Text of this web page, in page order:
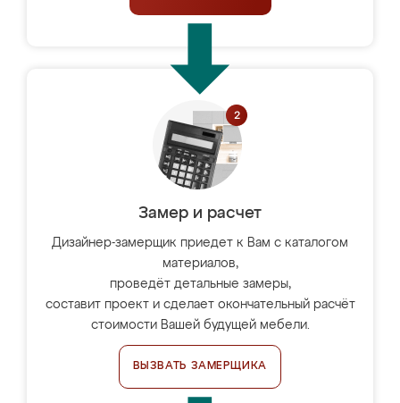
Замер и расчет
Дизайнер-замерщик приедет к Вам с каталогом
материалов,
проведёт детальные замеры,
составит проект и сделает окончательный расчёт
стоимости Вашей будущей мебели.
ВЫЗВАТЬ ЗАМЕРЩИКА